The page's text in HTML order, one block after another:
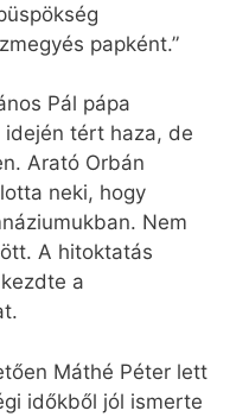
papként.”
Pál pápa
idején tért haza, de
Arató Orbán
neki, hogy
Nem
A hitoktatás
a
Máthé Péter lett
időkből jól ismerte